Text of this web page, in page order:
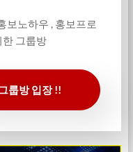
보노하우 , 홍보프로
한 그룹방
그룹방 입장 !!